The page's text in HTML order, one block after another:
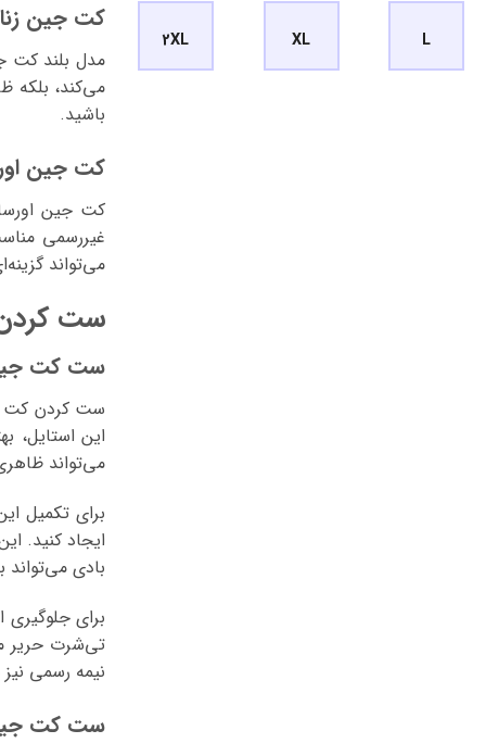
L
XL
2XL
کت جین
مدل بلند کت
می‌کند، بلکه
باشید.
کت جین
کت جین
غیررسمی
می‌تواند
ست کردن
ست کت جین
ست کردن کت
این استایل،
می‌تواند
برای تکمیل
ایجاد کنید.
بادی
برای
تی‌شرت حریر
نیمه رسمی
ست کت جین